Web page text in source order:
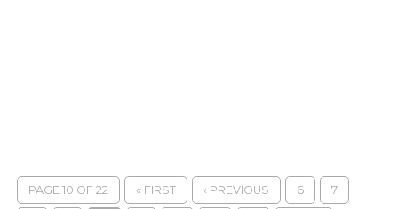
PAGE 10 OF 22 « FIRST ‹ PREVIOUS 6 7